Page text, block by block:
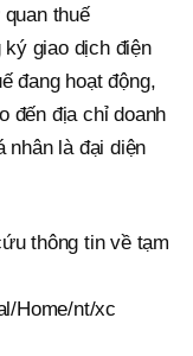
thuế
giao dịch điện
đang hoạt động,
đến địa chỉ doanh
nhân là đại diện
thông tin về tạm
Home/nt/xc